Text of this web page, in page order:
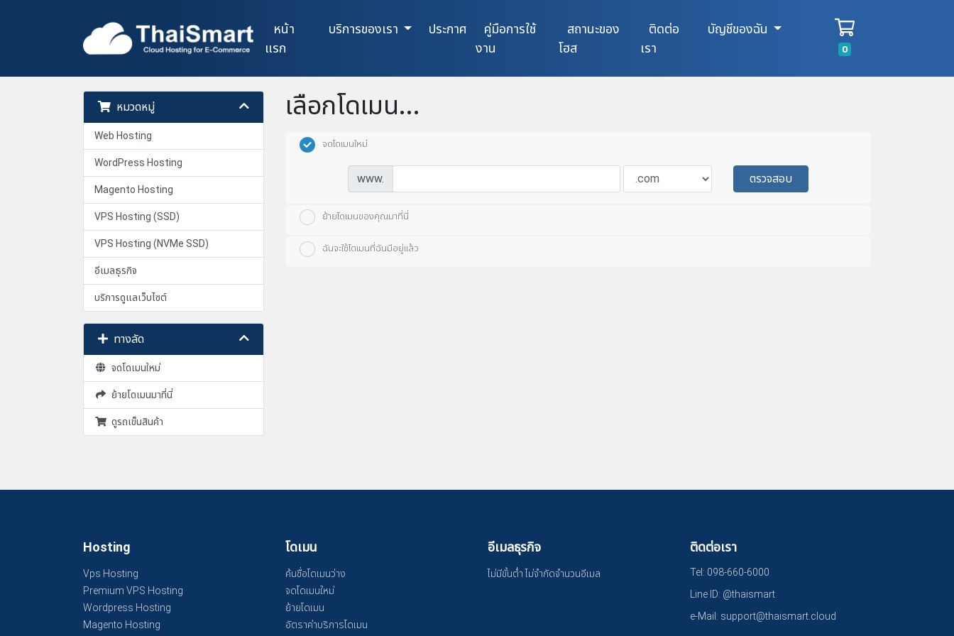
0 รถเข็น
หน้า
แรก
บริการของเรา ประกาศ
คู่มือการใช้
งาน
สถานะของ
โฮส
ติดต่อ
เรา
บัญชีของฉัน
หมวดหมู่
Web Hosting
WordPress Hosting
Magento Hosting
VPS Hosting (SSD)
VPS Hosting (NVMe SSD)
อีเมลธุรกิจ
บริการดูแลเว็บไซต์
ทางลัด
จดโดเมนใหม่
ย้ายโดเมนมาที่นี่
ดูรถเข็นสินค้า
เลือกโดเมน...
จดโดเมนใหม่
www. ตรวจสอบ
ย้ายโดเมนของคุณมาที่นี่
ฉันจะใช้โดเมนที่ฉันมีอยู่แล้ว
Hosting
Vps Hosting
Premium VPS Hosting
Wordpress Hosting
Magento Hosting
โดเมน
ค้นชื่อโดเมนว่าง
จดโดเมนใหม่
ย้ายโดเมน
อัตราค่าบริการโดเมน
อีเมลธุรกิจ
ไม่มีขั้นต่ำ ไม่จำกัดจำนวนอีเมล
ติดต่อเรา
Tel: 098-660-6000
Line ID: @thaismart
e-Mail: support@thaismart.cloud